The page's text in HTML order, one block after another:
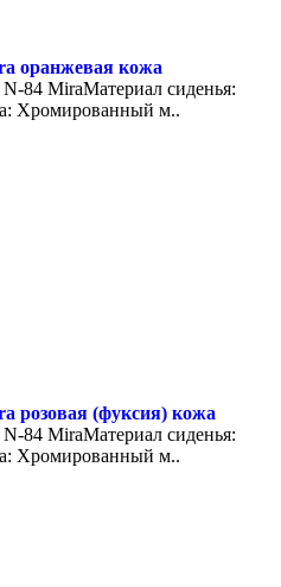
оранжевая кожа
84 MiraМатериал сиденья:
Хромированный м..
розовая (фуксия) кожа
84 MiraМатериал сиденья:
Хромированный м..